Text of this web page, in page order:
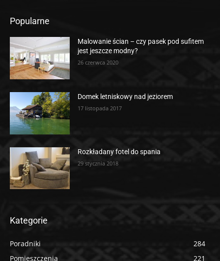
Popularne
Malowanie ścian – czy pasek pod sufitem
jest jeszcze modny?
26 czerwca 2020
Domek letniskowy nad jeziorem
17 listopada 2017
Rozkładany fotel do spania
29 stycznia 2018
Kategorie
Poradniki
284
Pomieszczenia
221